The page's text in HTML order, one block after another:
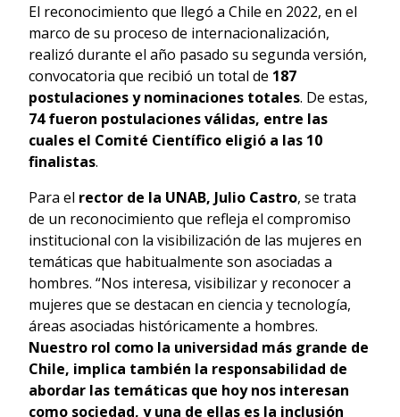
El reconocimiento que llegó a Chile en 2022, en el
marco de su proceso de internacionalización,
realizó durante el año pasado su segunda versión,
convocatoria que recibió un total de 187
postulaciones y nominaciones totales. De estas,
74 fueron postulaciones válidas, entre las
cuales el Comité Científico eligió a las 10
finalistas.
Para el rector de la UNAB, Julio Castro, se trata
de un reconocimiento que refleja el compromiso
institucional con la visibilización de las mujeres en
temáticas que habitualmente son asociadas a
hombres. “Nos interesa, visibilizar y reconocer a
mujeres que se destacan en ciencia y tecnología,
áreas asociadas históricamente a hombres.
Nuestro rol como la universidad más grande de
Chile, implica también la responsabilidad de
abordar las temáticas que hoy nos interesan
como sociedad, y una de ellas es la inclusión